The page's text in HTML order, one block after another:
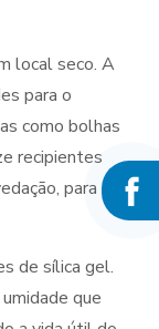
local seco. A
para o
como bolhas
recipientes
para
de sílica gel.
que